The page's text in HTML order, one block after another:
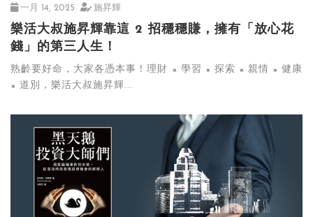
一月 14, 2025 施昇輝
樂活大叔施昇輝靠這 2 招穩穩賺，擁有「放心花
錢」的第三人生！
熟齡要好命，大家各憑本事！理財 × 學習 × 探索 × 親情 × 健康
× 道別，樂活大叔施昇輝...